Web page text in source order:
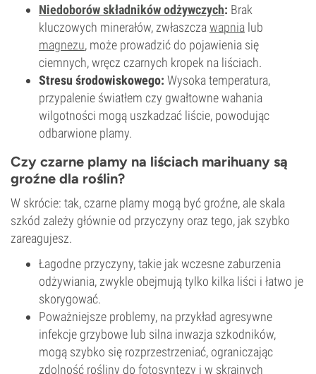
Niedoborów składników odżywczych: Brak
kluczowych minerałów, zwłaszczawapnia lub
magnezu, może prowadzić do pojawienia się
ciemnych, wręcz czarnych kropek na liściach.
Stresu środowiskowego: Wysoka temperatura,
przypalenie światłem czy gwałtowne wahania
wilgotności mogą uszkadzać liście, powodując
odbarwione plamy.
Czy czarne plamy na liściach marihuany są
groźne dla roślin?
W skrócie: tak, czarne plamy mogą być groźne, ale skala
szkód zależy głównie od przyczyny oraz tego, jak szybko
zareagujesz.
Łagodne przyczyny, takie jak wczesne zaburzenia
odżywiania, zwykle obejmują tylko kilka liści i łatwo je
skorygować.
Poważniejsze problemy, na przykład agresywne
infekcje grzybowe lub silna inwazja szkodników,
mogą szybko się rozprzestrzeniać, ograniczając
zdolność rośliny do fotosyntezy i w skrajnych